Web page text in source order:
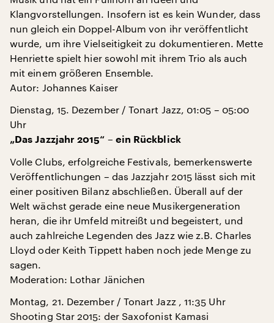
Klangvorstellungen. Insofern ist es kein Wunder, dass
nun gleich ein Doppel-Album von ihr veröffentlicht
wurde, um ihre Vielseitigkeit zu dokumentieren. Mette
Henriette spielt hier sowohl mit ihrem Trio als auch
mit einem größeren Ensemble.
Autor: Johannes Kaiser
Dienstag, 15. Dezember / Tonart Jazz, 01:05 – 05:00
Uhr
„Das Jazzjahr 2015“ – ein Rückblick
Volle Clubs, erfolgreiche Festivals, bemerkenswerte
Veröffentlichungen – das Jazzjahr 2015 lässt sich mit
einer positiven Bilanz abschließen. Überall auf der
Welt wächst gerade eine neue Musikergeneration
heran, die ihr Umfeld mitreißt und begeistert, und
auch zahlreiche Legenden des Jazz wie z.B. Charles
Lloyd oder Keith Tippett haben noch jede Menge zu
sagen.
Moderation: Lothar Jänichen
Montag, 21. Dezember / Tonart Jazz , 11:35 Uhr
Shooting Star 2015: der Saxofonist Kamasi